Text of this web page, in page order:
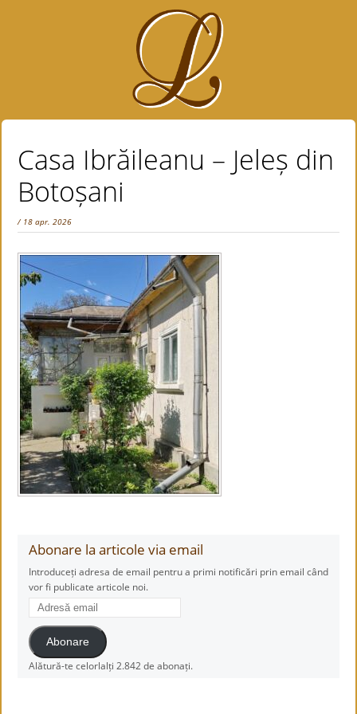
Casa Ibrăileanu – Jeleș din
Botoșani
/ 18 apr. 2026
Abonare la articole via email
Introduceți adresa de email pentru a primi notificări prin email când
vor fi publicate articole noi.
Adresă
email
Abonare
Alătură-te celorlalți 2.842 de abonați.